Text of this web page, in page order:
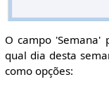
O campo 'Semana'
qual dia desta
como opções: